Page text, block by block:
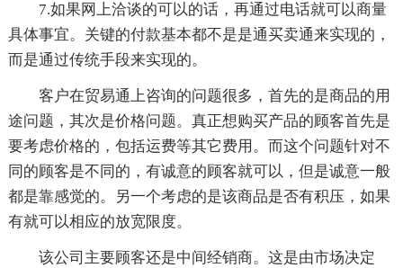
7.如果网上洽谈的可以的话，再通过电话就可以商量
具体事宜。关键的付款基本都不是是通买卖通来实现的，
而是通过传统手段来实现的。
客户在贸易通上咨询的问题很多，首先的是商品的用
途问题，其次是价格问题。真正想购买产品的顾客首先是
要考虑价格的，包括运费等其它费用。而这个问题针对不
同的顾客是不同的，有诚意的顾客就可以，但是诚意一般
都是靠感觉的。另一个考虑的是该商品是否有积压，如果
有就可以相应的放宽限度。
该公司主要顾客还是中间经销商。这是由市场决定